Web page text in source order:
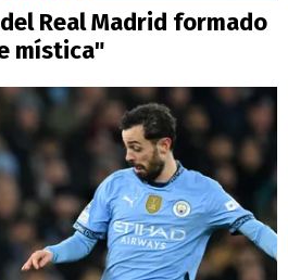
Real Madrid formado
mística"